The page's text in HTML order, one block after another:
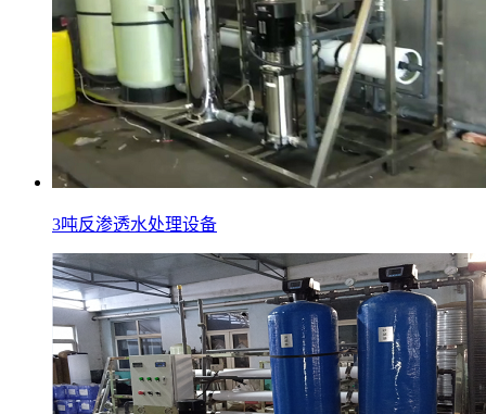
3吨反渗透水处理设备